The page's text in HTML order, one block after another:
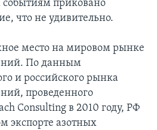
событиям приковано
что не удивительно.
место на мировом рынке
По данным
и российского рынка
проведенного
Consulting в 2010 году, РФ
экспорте азотных